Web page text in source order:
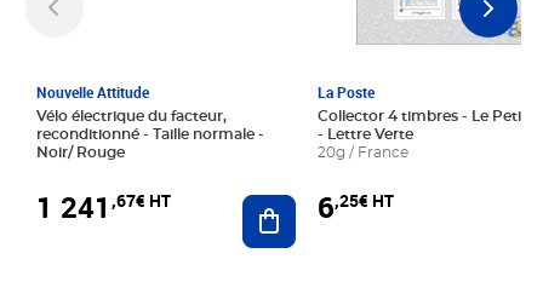
Nouvelle Attitude
Vélo électrique du facteur,
reconditionné - Taille normale -
Noir/ Rouge
1 241 ,67€ HT Ajouter au panier
La Poste
Collector 4 timbres - Le Petit
- Lettre Verte
20g / France
6,25€ HT